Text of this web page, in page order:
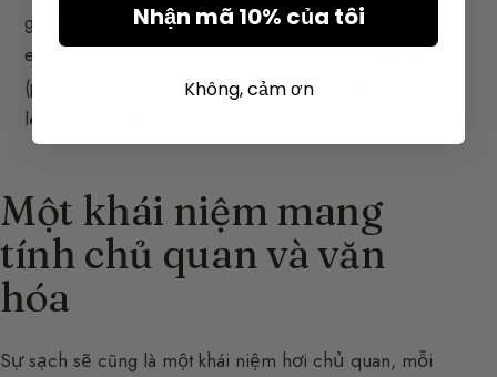
gợi nhớ đến sự sạch sẽ và tinh khiết (nước hoa cho
em bé). Các nốt hương hoa trừu tượng nhưlilial
(phân tử hiện đã bị cấm) hayflorol, cũng có thể gợi
lên sự sạch sẽ.
Một khái niệm mang
tính chủ quan và văn
hóa
Sự sạch sẽ cũng là một khái niệm hơi chủ quan, mỗi
Nhận mã 10% của tôi
Không, cảm ơn